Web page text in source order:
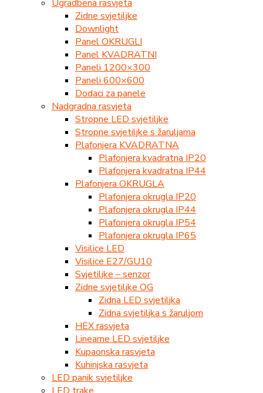
Ugradbena rasvjeta
Zidne svjetiljke
Downlight
Panel OKRUGLI
Panel KVADRATNI
Paneli 1200×300
Paneli 600×600
Dodaci za panele
Nadgradna rasvjeta
Stropne LED svjetiljke
Stropne svjetiljke s žaruljama
Plafonjera KVADRATNA
Plafonjera kvadratna IP20
Plafonjera kvadratna IP44
Plafonjera OKRUGLA
Plafonjera okrugla IP20
Plafonjera okrugla IP44
Plafonjera okrugla IP54
Plafonjera okrugla IP65
Visilice LED
Visilice E27/GU10
Svjetiljke – senzor
Zidne svjetiljke OG
Zidna LED svjetiljka
Zidna svjetiljka s žaruljom
HEX rasvjeta
Linearne LED svjetiljke
Kupaonska rasvjeta
Kuhinjska rasvjeta
LED panik svjetiljke